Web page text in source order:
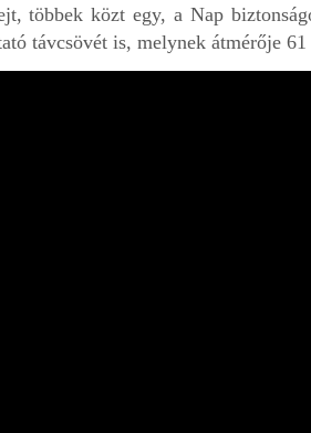
többek közt egy, a Nap
távcsövét is, melynek átmérője 61